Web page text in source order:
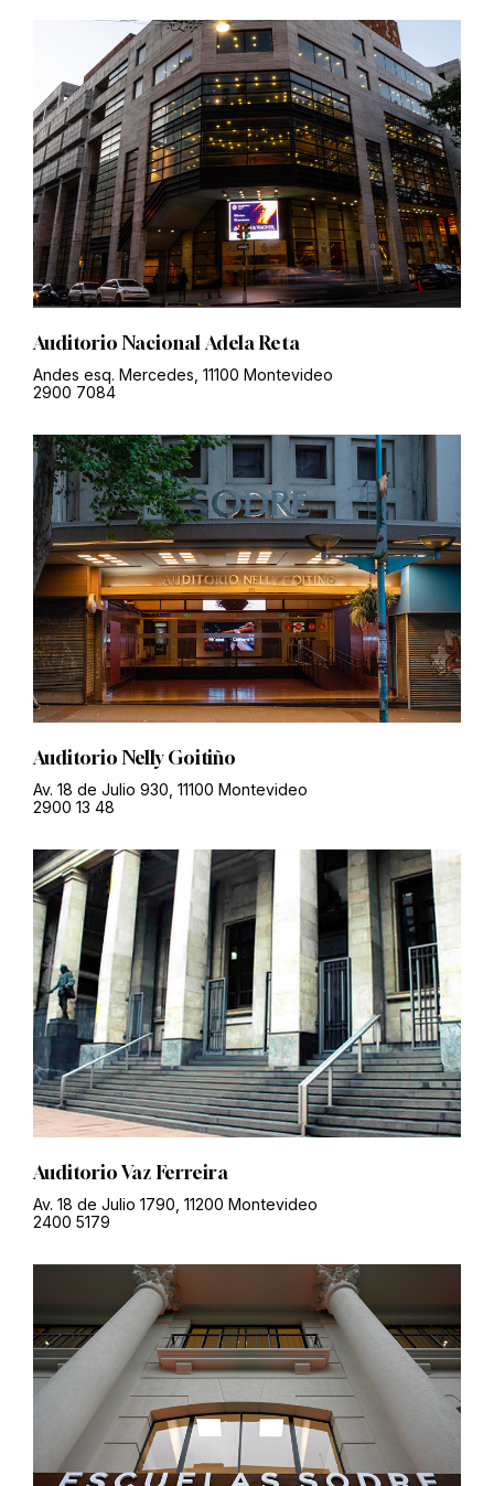
Auditorio Nacional Adela Reta
Andes esq. Mercedes, 11100 Montevideo
2900 7084
Auditorio Nelly Goitiño
Av. 18 de Julio 930, 11100 Montevideo
2900 13 48
Auditorio Vaz Ferreira
Av. 18 de Julio 1790, 11200 Montevideo
2400 5179